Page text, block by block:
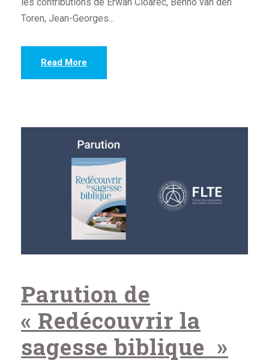
Toren, Jean-Georges...
Read More
Parution de
« Redécouvrir la
sagesse biblique »